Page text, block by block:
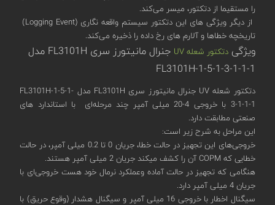
را مستقیما از دتکتور، میسر می‌کند.
از دیگر ویژگی های این دتکتور سیستم واقعه نگاری (Logging Event)
تاریخچه خطاها و آلارم های رخ داده را ذخیره می‌کند.
ویژگیدتکتور شعله UV
جنرال مانیتورز سری FL3101H مدل
FL3101H-1-5-1-3-1-1-1
دتکتور شعله UV جنرال مانیتورز سری FL3101H مدل FL3101H-1-5-1-
3-1-1-1 با خروجی 4-20 میلی آمپر چند مرحله‌ای با استاندارد های
صنعتی مطابقت دارد.
این مراحل به شرح زیر است:
خروجی‌های‌ این تجهیز در حالت خطا، جریان 0 تا 0.2 میلی آمپر، در حالت
خطایی که COPM آن را کشف میکند جریان 2 میلی آمپر هستند.
هنگامی که تجهیز در حالت آماده وعملکرد نرمال خود هست خروجی‌ای با
جریان 4 میلی آمپر دارد.
سیگنال اخطار با خروجی 16 میلی آمپر و سیگنال هشدار (وقوع حریق) با